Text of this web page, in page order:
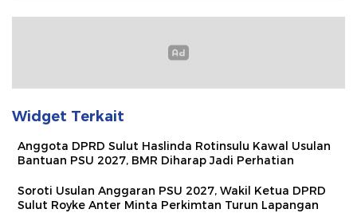
Widget Terkait
Anggota DPRD Sulut Haslinda Rotinsulu Kawal Usulan
Bantuan PSU 2027, BMR Diharap Jadi Perhatian
Soroti Usulan Anggaran PSU 2027, Wakil Ketua DPRD
Sulut Royke Anter Minta Perkimtan Turun Lapangan